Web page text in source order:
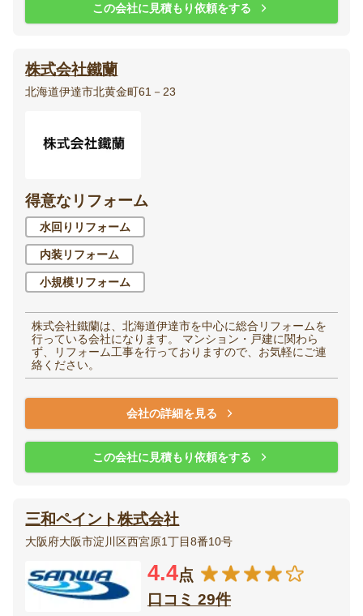
この会社に見積もり依頼をする
株式会社鐵蘭
北海道伊達市北黄金町61－23
得意なリフォーム
水回りリフォーム
内装リフォーム
小規模リフォーム
株式会社鐵蘭は、北海道伊達市を中心に総合リフォームを
行っている会社になります。 マンション・戸建に関わら
ず、リフォーム工事を行っておりますので、お気軽にご連
絡ください。
会社の詳細を見る
この会社に見積もり依頼をする
三和ペイント株式会社
大阪府大阪市淀川区西宮原1丁目8番10号
4.4点
口コミ 29件